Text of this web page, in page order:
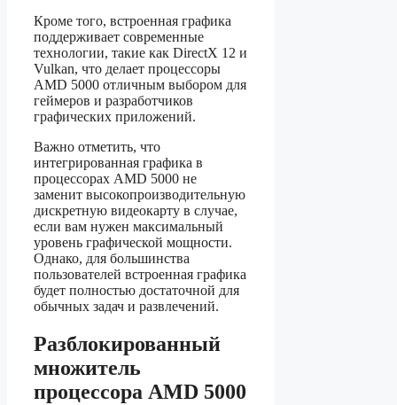
Кроме того, встроенная графика
поддерживает современные
технологии, такие как DirectX 12 и
Vulkan, что делает процессоры
AMD 5000 отличным выбором для
геймеров и разработчиков
графических приложений.
Важно отметить, что
интегрированная графика в
процессорах AMD 5000 не
заменит высокопроизводительную
дискретную видеокарту в случае,
если вам нужен максимальный
уровень графической мощности.
Однако, для большинства
пользователей встроенная графика
будет полностью достаточной для
обычных задач и развлечений.
Разблокированный
множитель
процессора AMD 5000